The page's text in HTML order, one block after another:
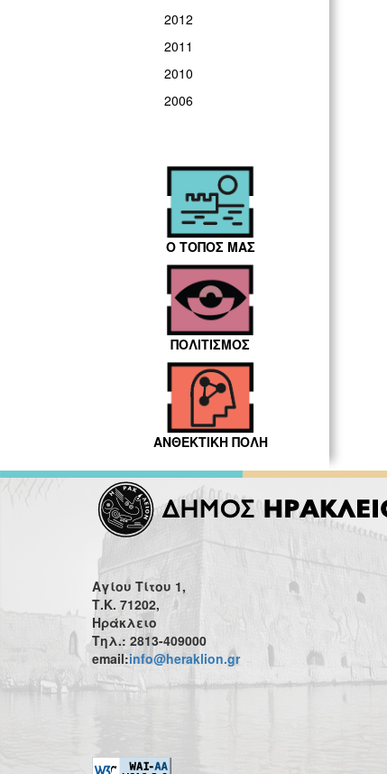
2012
2011
2010
2006
Ο ΤΟΠΟΣ ΜΑΣ
ΠΟΛΙΤΙΣΜΟΣ
ΑΝΘΕΚΤΙΚΗ ΠΟΛΗ
Αγίου Τίτου 1,
Τ.Κ. 71202,
Ηράκλειο
Τηλ.: 2813-409000
email:info@heraklion.gr